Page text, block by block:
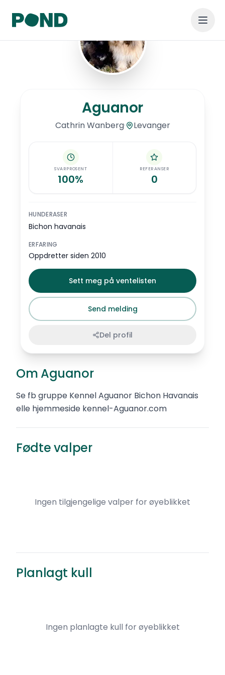
Hopp til hovedinnhold
Aguanor
CathrinWanberg· Levanger
SVARPROSENT
100%
REFERANSER
0
HUNDERASER
Bichon havanais
ERFARING
Oppdretter siden 2010
Sett meg på ventelisten
Send melding
Del profil
Om Aguanor
Se fb gruppe Kennel Aguanor Bichon Havanais
elle hjemmeside kennel-Aguanor.com
Fødte valper
Ingen tilgjengelige valper for øyeblikket
Planlagt kull
Ingen planlagte kull for øyeblikket